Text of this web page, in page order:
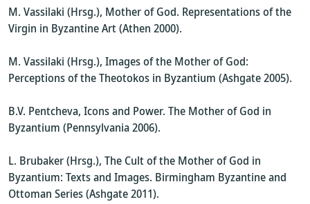
M. Vassilaki (Hrsg.), Mother of God. Representations of the
Virgin in Byzantine Art (Athen 2000).
M. Vassilaki (Hrsg.), Images of the Mother of God:
Perceptions of the Theotokos in Byzantium (Ashgate 2005).
B.V. Pentcheva, Icons and Power. The Mother of God in
Byzantium (Pennsylvania 2006).
L. Brubaker (Hrsg.), The Cult of the Mother of God in
Byzantium: Texts and Images. Birmingham Byzantine and
Ottoman Series (Ashgate 2011).